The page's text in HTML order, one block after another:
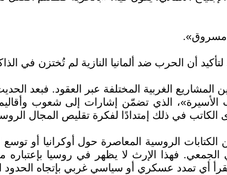
مسروق».
لتأكيد أن الحرب ضد ألمانيا النازية لم تُختزن
الذي تضمّن إشارات إلى شعوب وأقاليم
الكاتب في ذلك إمتدادًا لفكرة تقليص المجال
فهذا الإرث لا يظهر في روسيا
يُقرأ أي تمدد عسكري أو سياسي غربي بإتجاه